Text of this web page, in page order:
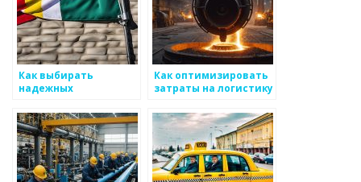
Как выбирать
надежных
вашего бизнеса по
металоизделиям
Как оптимизировать
затраты на логистику
металоизделиям